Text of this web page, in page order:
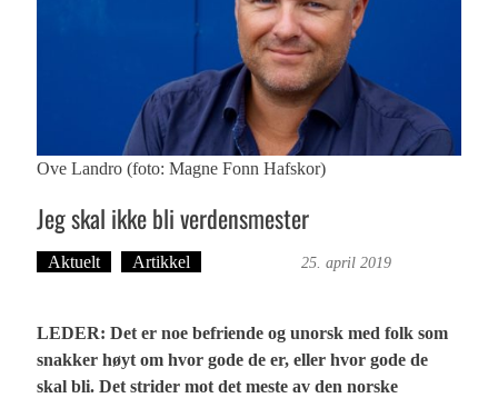
Ove Landro (foto: Magne Fonn Hafskor)
Jeg skal ikke bli verdensmester
Aktuelt Artikkel 25. april 2019
LEDER: Det er noe befriende og unorsk med folk som
snakker høyt om hvor gode de er, eller hvor gode de
skal bli. Det strider mot det meste av den norske